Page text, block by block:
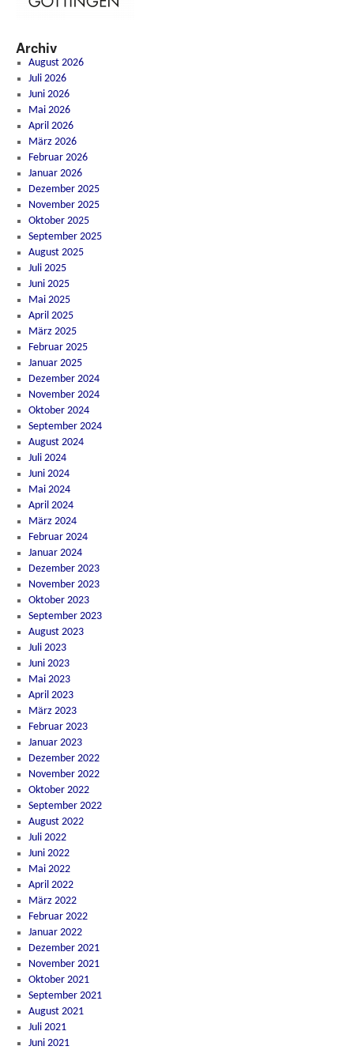
Archiv
August 2026
Juli 2026
Juni 2026
Mai 2026
April 2026
März 2026
Februar 2026
Januar 2026
Dezember 2025
November 2025
Oktober 2025
September 2025
August 2025
Juli 2025
Juni 2025
Mai 2025
April 2025
März 2025
Februar 2025
Januar 2025
Dezember 2024
November 2024
Oktober 2024
September 2024
August 2024
Juli 2024
Juni 2024
Mai 2024
April 2024
März 2024
Februar 2024
Januar 2024
Dezember 2023
November 2023
Oktober 2023
September 2023
August 2023
Juli 2023
Juni 2023
Mai 2023
April 2023
März 2023
Februar 2023
Januar 2023
Dezember 2022
November 2022
Oktober 2022
September 2022
August 2022
Juli 2022
Juni 2022
Mai 2022
April 2022
März 2022
Februar 2022
Januar 2022
Dezember 2021
November 2021
Oktober 2021
September 2021
August 2021
Juli 2021
Juni 2021